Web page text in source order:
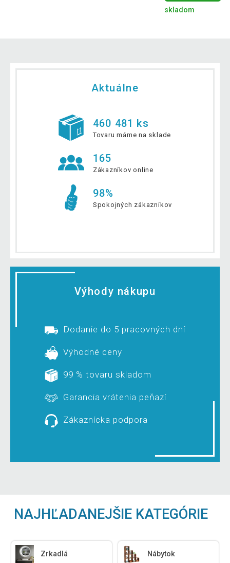
skladom
Aktuálne
460 481 ks
Tovaru máme na sklade
165
Zákazníkov online
98%
Spokojných zákazníkov
Výhody nákupu
Dodanie do 5 pracovných dní
Výhodné ceny
99 % tovaru skladom
Garancia vrátenia peňazí
Zákaznícka podpora
NAJHĽADANEJŠIE KATEGÓRIE
Zrkadlá Nábytok